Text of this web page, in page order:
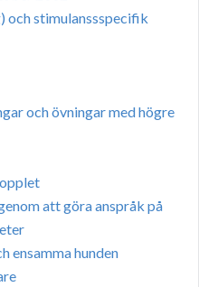
stimulanssspecifik
och övningar med högre
att göra anspråk på
ensamma hunden